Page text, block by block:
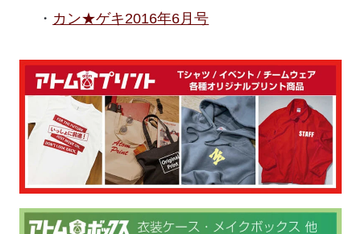
カン★ゲキ2016年6月号